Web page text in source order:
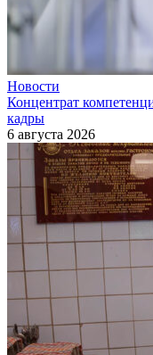
Новости
Концентрат
кадры
6 августа 2026